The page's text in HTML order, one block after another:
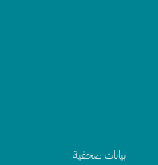
بيانات صحفية